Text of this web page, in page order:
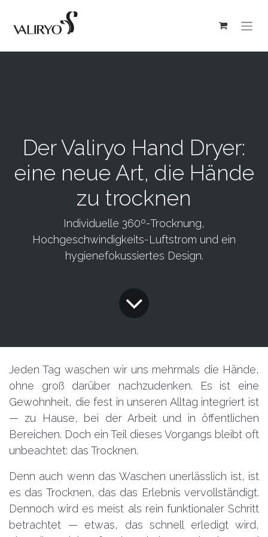
Der Valiryo Hand Dryer:
eine neue Art, die Hände
zu trocknen
Individuelle 360º-Trocknung,
Hochgeschwindigkeits-Luftstrom und ein
hygienefokussiertes Design.
Jeden Tag waschen wir uns mehrmals die Hände,
ohne groß darüber nachzudenken. Es ist eine
Gewohnheit, die fest in unseren Alltag integriert ist
— zu Hause, bei der Arbeit und in öffentlichen
Bereichen. Doch ein Teil dieses Vorgangs bleibt oft
unbeachtet: das Trocknen.
Denn auch wenn das Waschen unerlässlich ist, ist
es das Trocknen, das das Erlebnis vervollständigt.
Dennoch wird es meist als rein funktionaler Schritt
betrachtet — etwas, das schnell erledigt wird,